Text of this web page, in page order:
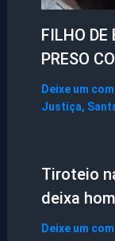
FILHO DE
PRESO
Deixe um
Justiça,
Tiroteio
deixa
Deixe um